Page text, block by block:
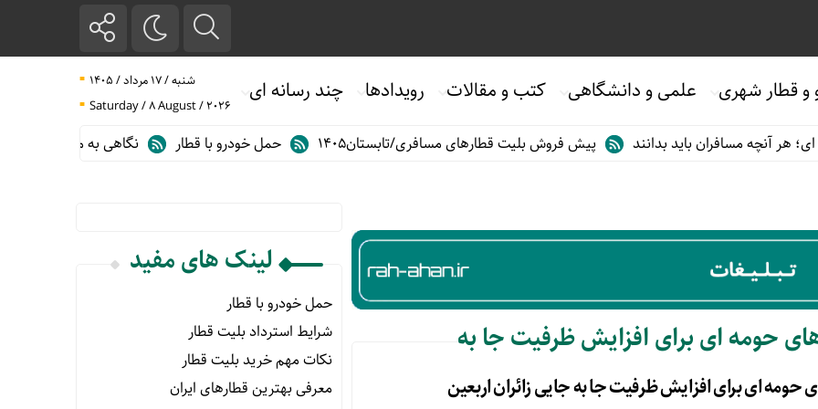
و قطار شهری علمی و دانشگاهی کتب و مقالات رویدادها چند رسانه ای
شنبه / ۱۷ مرداد / ۱۴۰۵
Saturday / 8 August / 2026
آنچه مسافران باید بدانند پیش فروش بلیت قطارهای مسافری/تابستان۱۴۰۵ حمل خودرو با قطار نگاهی به مهم ترین آمارهای
حومه ای برای افزایش ظرفیت جا به
حومه ای برای افزایش ظرفیت جا به جایی زائران اربعین
لینک های مفید
حمل خودرو با قطار
شرایط استرداد بلیت قطار
نکات مهم خرید بلیت قطار
معرفی بهترین قطارهای ایران